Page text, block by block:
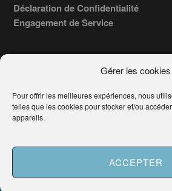
Gérer les cookies
Pour offrir les meilleures expériences, nous
telles que les cookies pour stocker et/ou
appareils.
ACCEPTER
Déclaration de Confidentialité
Engagement de Service
COPYRIGHT © 2026 ·
LA SOCIÉTÉAWATECH- 91, RUE DU
Français